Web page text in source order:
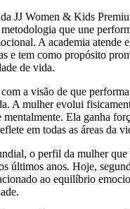
JJ Women & Kids
que une
A academia atende
e tem como propósito
de vida.
a visão de que
A mulher evolui
mentalmente. Ela ganha
em todas as áreas da
o perfil da mulher que
últimos anos. Hoje,
ao equilíbrio